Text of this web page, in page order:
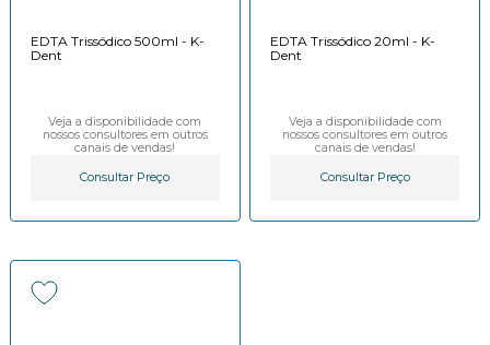
EDTA Trissódico 500ml - K-
Dent
Veja a disponibilidade com
nossos consultores em outros
canais de vendas!
Consultar Preço
EDTA Trissódico 20ml - K-
Dent
Veja a disponibilidade com
nossos consultores em outros
canais de vendas!
Consultar Preço